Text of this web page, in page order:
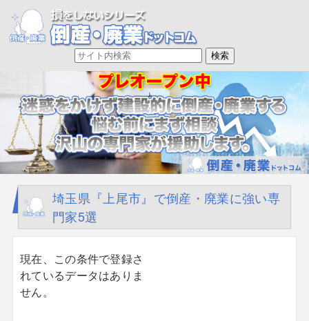
埼玉県『上尾市』で倒産・廃業に強い専
門家5選
現在、この条件で登録さ
れているデータはありま
せん。